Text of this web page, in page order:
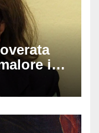
in
l’ex